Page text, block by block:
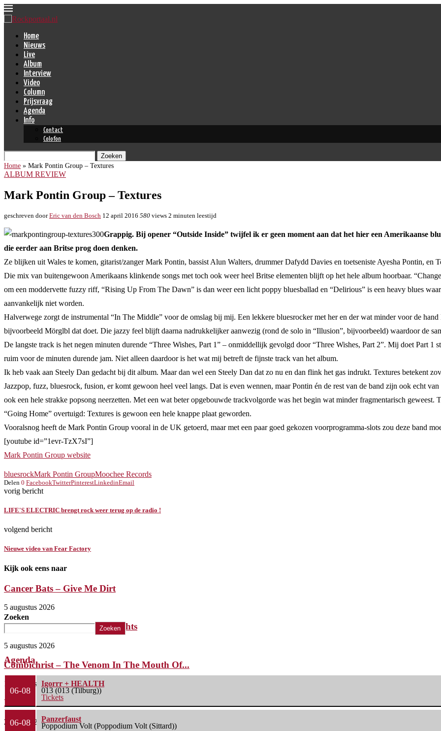
Home
Nieuws
Live
Album
Interview
Video
Column
Prijsvraag
Agenda
Info
Contact
Colofon
Zoeken
Home » Mark Pontin Group – Textures
ALBUM REVIEW
Mark Pontin Group – Textures
geschreven doorEric van den Bosch 12 april 2016 580 views 2 minuten leestijd
Grappig. Bij opener “Outside Inside” twijfel ik er geen moment aan dat het hier een Amerikaanse
die eerder aan Britse prog doen denken.
Ze blijken uit Wales te komen, gitarist/zanger Mark Pontin, bassist Alun Walters, drummer Dafydd Davies en toetseniste Ayesha Pontin, en
Die mix van buitengewoon Amerikaans klinkende songs met toch ook weer heel Britse elementen blijft op het hele album hoorbaar.
om een moddervette fuzzy riff, “Rising Up From The Dawn” is dan weer een licht poppy bluesballad en “Delirious” is een heavy blues
aanvankelijk niet worden.
Halverwege zorgt de instrumental “In The Middle” voor de omslag bij mij. Een lekkere bluesrocker met her en der wat minder voor de
bijvoorbeeld Mörglbl dat doet. Die jazzy feel blijft daarna nadrukkelijker aanwezig (rond de solo in “Illusion”, bijvoorbeeld) waardoor de
De langste track is het negen minuten durende “Three Wishes, Part 1” – onmiddellijk gevolgd door “Three Wishes, Part 2”. Mij doet Part 1
ruim voor de minuten durende jam. Niet alleen daardoor is het wat mij betreft de fijnste track van het album.
Ik heb vaak aan Steely Dan gedacht bij dit album. Maar dan wel een Steely Dan dat zo nu en dan flink het gas indrukt. Textures betekent
Jazzpop, fuzz, bluesrock, fusion, er komt gewoon heel veel langs. Dat is even wennen, maar Pontin én de rest van de band zijn ook echt
ook een hele strakke popsong neerzetten. Met een wat beter opgebouwde trackvolgorde was het begin wat minder fragmentarisch geweest.
“Going Home” overtuigd: Textures is gewoon een hele knappe plaat geworden.
Vooralsnog heeft de Mark Pontin Group vooral in de UK getoerd, maar met een paar goed gekozen voorprogramma-slots zou deze band
[youtube id=”1evr-TzX7sI”]
Mark Pontin Group website
bluesrockMark Pontin GroupMoochee Records
Delen 0 FacebookTwitterPinterestLinkedinEmail
vorig bericht
LIFE'S ELECTRIC brengt rock weer terug op de radio !
volgend bericht
Nieuwe video van Fear Factory
Kijk ook eens naar
Cancer Bats – Give Me Dirt
5 augustus 2026
The Iron Roses – Molotov Nights
5 augustus 2026
Combichrist – The Venom In The Mouth Of...
1 augustus 2026
Lunatic Soul – Transition II
29 juli 2026
Zoeken
Zoeken
Agenda
06-08
Igorrr + HEALTH
013 (013 (Tilburg))
Tickets
06-08
Panzerfaust
Poppodium Volt (Poppodium Volt (Sittard))